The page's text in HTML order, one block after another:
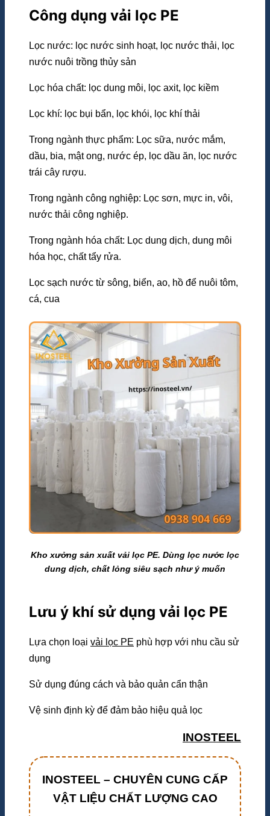
Công dụng vải lọc PE
Lọc nước: lọc nước sinh hoạt, lọc nước thải, lọc
nước nuôi trồng thủy sản
Lọc hóa chất: lọc dung môi, lọc axit, lọc kiềm
Lọc khí: lọc bụi bẩn, lọc khói, lọc khí thải
Trong ngành thực phẩm: Lọc sữa, nước mắm,
dầu, bia, mật ong, nước ép, lọc dầu ăn, lọc nước
trái cây rượu.
Trong ngành công nghiệp: Lọc sơn, mực in, vôi,
nước thải công nghiệp.
Trong ngành hóa chất: Lọc dung dịch, dung môi
hóa học, chất tẩy rửa.
Lọc sạch nước từ sông, biển, ao, hồ để nuôi tôm,
cá, cua
Kho xưởng sản xuất vải lọc PE. Dùng lọc nước lọc
dung dịch, chất lỏng siêu sạch như ý muốn
Lưu ý khí sử dụng vải lọc PE
Lựa chọn loại vải lọc PE phù hợp với nhu cầu sử
dụng
Sử dụng đúng cách và bảo quản cẩn thận
Vệ sinh định kỳ để đảm bảo hiệu quả lọc
INOSTEEL
INOSTEEL – CHUYÊN CUNG CẤP
VẬT LIỆU CHẤT LƯỢNG CAO